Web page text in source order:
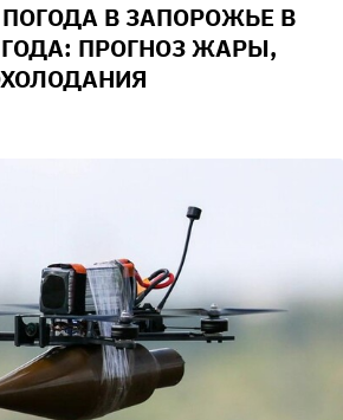
В ЗАПОРОЖЬЕ В
ГОДА: ПРОГНОЗ ЖАРЫ,